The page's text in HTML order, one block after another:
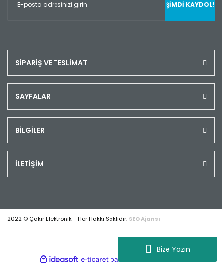
Bize Yazın
ŞİMDİ KAYDOL!
SİPARİŞ VE TESLİMAT
SAYFALAR
BİLGİLER
İLETİŞİM
2022 © Çakır Elektronik - Her Hakkı Saklıdır. SEO Ajansı
ideasoft